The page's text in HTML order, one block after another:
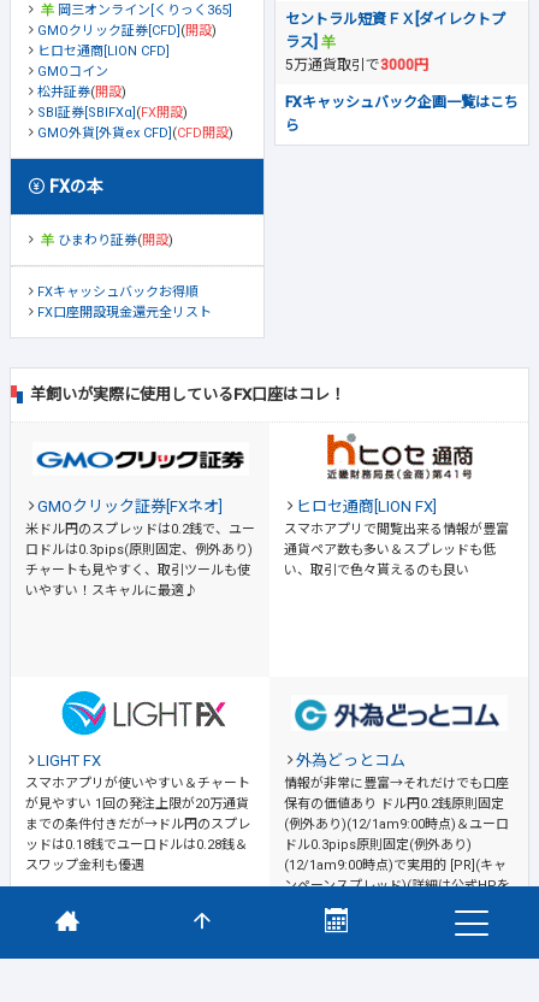
岡三オンライン[くりっく365]
GMOクリック証券[CFD] (開設)
ヒロセ通商[LION CFD]
GMOコイン
松井証券(開設)
SBI証券[SBIFXα] (FX開設)
GMO外貨[外貨ex CFD] (CFD開設)
FXの本
ひまわり証券(開設)
FXキャッシュバックお得順
FX口座開設現金還元全リスト
セントラル短資ＦＸ[ダイレクトプ
ラス]
5万通貨取引で3000円
FXキャッシュバック企画一覧はこち
ら
羊飼いが実際に使用しているFX口座はコレ！
GMOクリック証券[FXネオ]
米ドル円のスプレッドは0.2銭で、ユー
ロドルは0.3pips(原則固定、例外あり)
チャートも見やすく、取引ツールも使
いやすい！スキャルに最適♪
ヒロセ通商[LION FX]
スマホアプリで閲覧出来る情報が豊富
通貨ペア数も多い＆スプレッドも低
い、取引で色々貰えるのも良い
LIGHT FX
スマホアプリが使いやすい＆チャート
が見やすい 1回の発注上限が20万通貨
までの条件付きだが→ドル円のスプレ
ッドは0.18銭でユーロドルは0.28銭＆
スワップ金利も優遇
外為どっとコム
情報が非常に豊富→それだけでも口座
保有の価値あり
ドル円0.2銭原則固定
(例外あり)(12/1am9:00時点)＆ユーロ
ドル0.3pips原則固定(例外あり)
(12/1am9:00時点)で実用的 [PR](キャ
ンペーンスプレッド)(詳細は公式HPを
ご確認ください)